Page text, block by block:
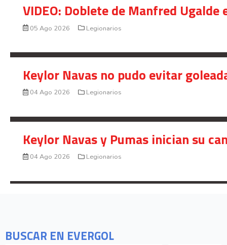
BUSCAR EN EVERGOL
VIDEO: Doblete de Manfred
05 Ago 2026 Legionarios
Keylor Navas no pudo evitar
04 Ago 2026 Legionarios
Keylor Navas y Pumas inician su
04 Ago 2026 Legionarios